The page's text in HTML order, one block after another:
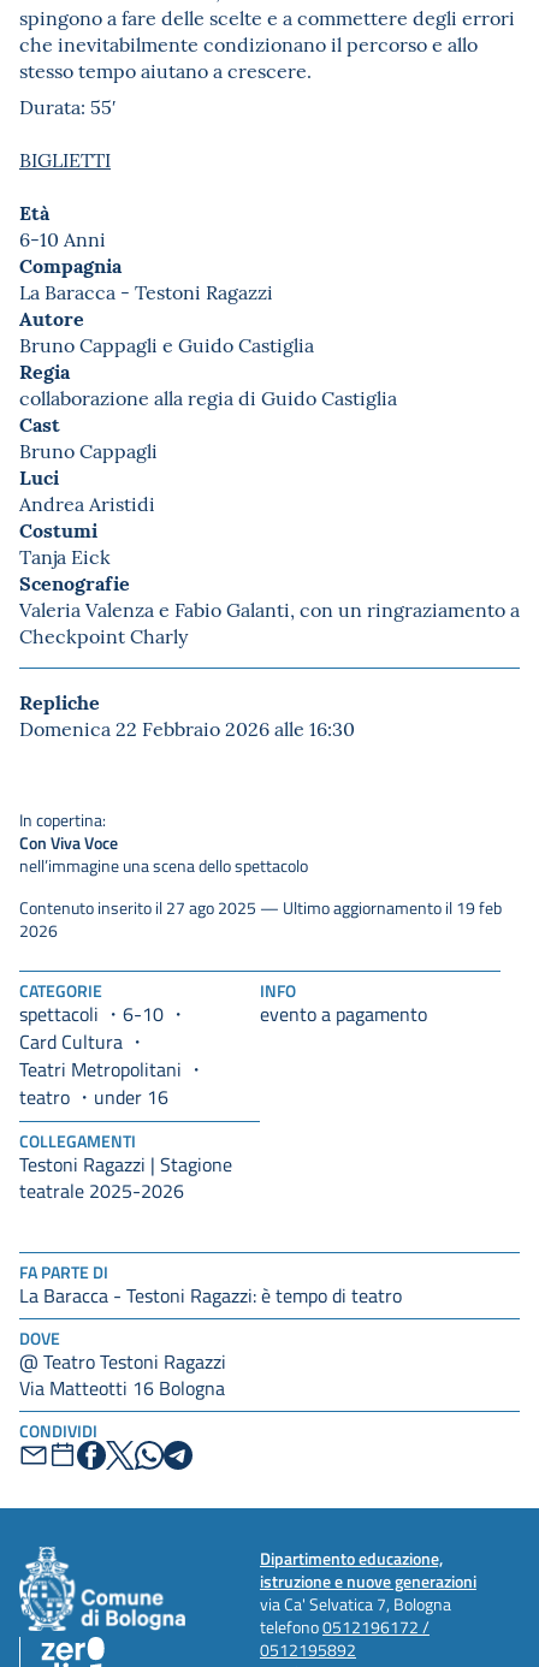
FA PARTE DI
La Baracca - Testoni Ragazzi: è tempo di teatro
DOVE
@ Teatro Testoni Ragazzi
Via Matteotti 16 Bologna
CONDIVIDI
spingono a fare delle scelte e a commettere degli errori
che inevitabilmente condizionano il percorso e allo
stesso tempo aiutano a crescere.
Durata: 55′
BIGLIETTI
Età
6-10 Anni
Compagnia
La Baracca - Testoni Ragazzi
Autore
Bruno Cappagli e Guido Castiglia
Regia
collaborazione alla regia di Guido Castiglia
Cast
Bruno Cappagli
Luci
Andrea Aristidi
Costumi
Tanja Eick
Scenografie
Valeria Valenza e Fabio Galanti, con un ringraziamento a
Checkpoint Charly
Repliche
Domenica 22 Febbraio 2026 alle 16:30
CATEGORIE
spettacoli
6-10
Card Cultura
Teatri Metropolitani
teatro
under 16
INFO
evento a pagamento
COLLEGAMENTI
Testoni Ragazzi | Stagione
teatrale 2025-2026
In copertina:
Con Viva Voce
nell’immagine una scena dello spettacolo
Contenuto inserito il 27 ago 2025 — Ultimo aggiornamento il 19 feb
2026
Dipartimento educazione,
istruzione e nuove generazioni
via Ca' Selvatica 7, Bologna
telefono0512196172 /
0512195892